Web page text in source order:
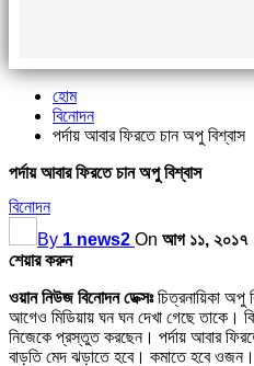
হোম
বিনোদন
পর্দায় আবার ফিরতে চান অপু বিশ্বাস
পর্দায় আবার ফিরতে চান অপু বিশ্বাস
বিনোদন
By 1 news2 On আগ ১১, ২০১৭
শেয়ার করুন
ওয়ান নিউজ বিনোদন ডেক্সঃচিত্রনায়িকা অপু
আগেও মিডিয়ায় ঘন ঘন দেখা গেছে তাকে।
নিজেকে প্রস্তুত করছেন। পর্দায় আবার
বাড়তি মেদ ঝড়াতে হবে। কমাতে হবে